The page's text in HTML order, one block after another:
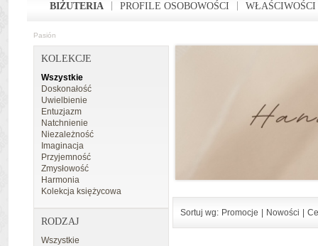
BIŻUTERIA PROFILE OSOBOWOŚCI
Pasión
KOLEKCJE
Wszystkie
Doskonałość
Uwielbienie
Entuzjazm
Natchnienie
Niezależność
Imaginacja
Przyjemność
Zmysłowość
Harmonia
Kolekcja księżycowa
RODZAJ
Wszystkie
Sortuj wg: Promocje Nowości